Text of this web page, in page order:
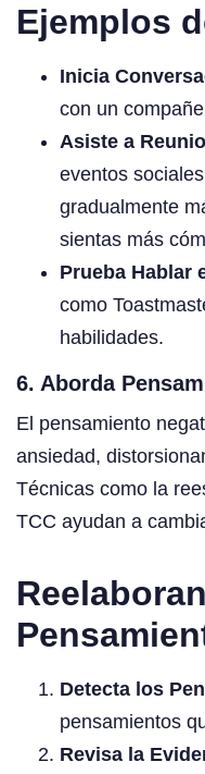
Ejemplos
Inicia
con un
Asiste a
eventos
gradualmente
sientas más
Prueba Hablar
como
habilidades.
6. Aborda
El pensamiento
ansiedad,
Técnicas como la
TCC ayudan a
Detecta los
pensamientos
Revisa la